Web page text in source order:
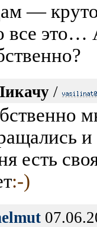
—
все
/
есть
:-)